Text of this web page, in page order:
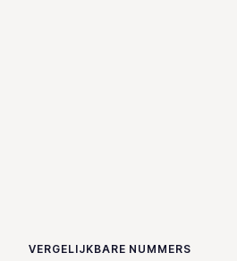
VERGELIJKBARE NUMMERS